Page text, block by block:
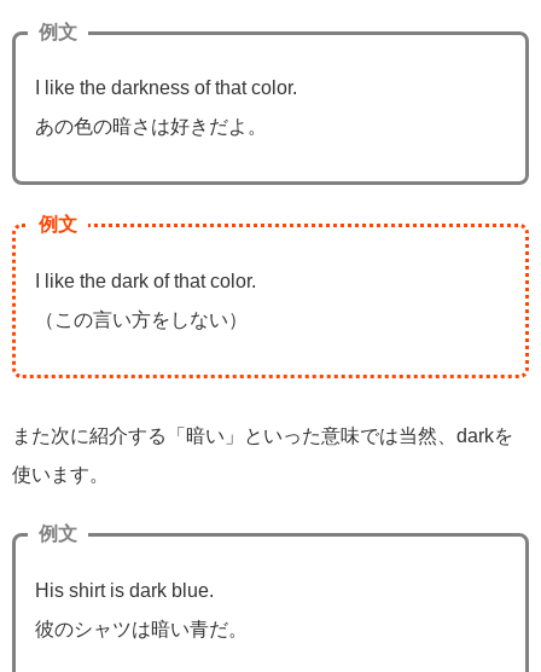
例文
I like the darkness of that color.
あの色の暗さは好きだよ。
例文
I like the dark of that color.
（この言い方をしない）
また次に紹介する「暗い」といった意味では当然、darkを
使います。
例文
His shirt is dark blue.
彼のシャツは暗い青だ。